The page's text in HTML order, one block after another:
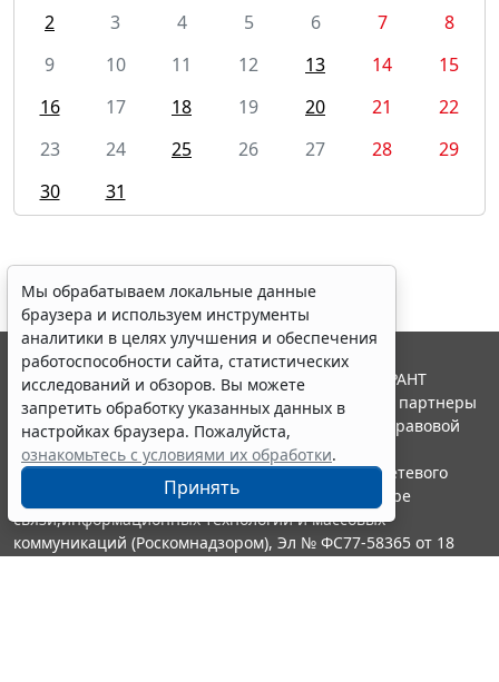
2
3 4 5 6 7
8
9
10 11 12 13 14
15
16
17 18 19 20 21
22
23
24 25 26 27 28
29
30
31
Мы обрабатываем локальные данные
браузера и используем инструменты
аналитики в целях улучшения и обеспечения
работоспособности сайта, статистических
исследований и обзоров. Вы можете
запретить обработку указанных данных в
настройках браузера. Пожалуйста,
ознакомьтесь с условиями их обработки.
Принять
© ООО "НПП "ГАРАНТ-СЕРВИС", 2026. Система ГАРАНТ
выпускается с 1990 года. Компания "Гарант" и ее партнеры
являются участниками Российской ассоциации правовой
информации ГАРАНТ.
Портал ГАРАНТ.РУ зарегистрирован в качестве сетевого
издания Федеральной службой по надзору в сфере
связи,информационных технологий и массовых
коммуникаций (Роскомнадзором), Эл № ФС77-58365 от 18